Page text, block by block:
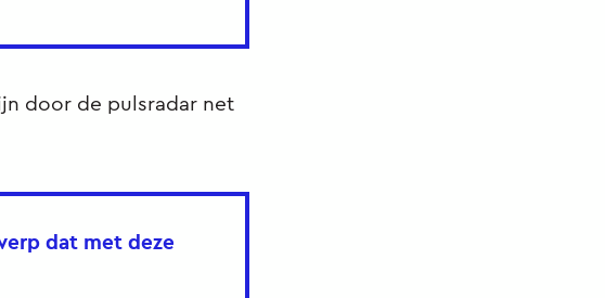
door de pulsradar net
dat met deze